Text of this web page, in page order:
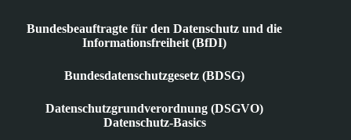
Bundesbeauftragte für den Datenschutz und die
Informationsfreiheit (BfDI)
Bundesdatenschutzgesetz (BDSG)
Datenschutzgrundverordnung (DSGVO)
Datenschutz-Basics